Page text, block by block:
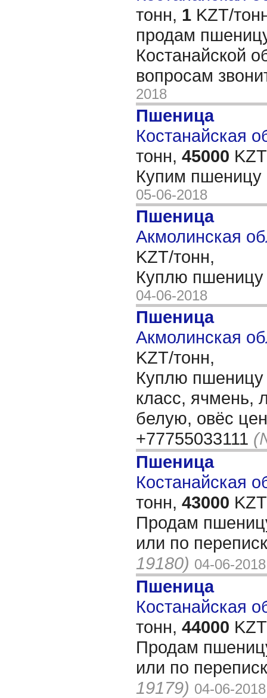
тонн, 1 KZT/
продам
Костанайской
вопросам
2018
Пшеница
Костанайская
тонн, 45000
Купим пшеницу
05-06-2018
Пшеница
Акмолинская
KZT/тонн,
Куплю
04-06-2018
Пшеница
Акмолинская
KZT/тонн,
Куплю пшеницу
класс, ячмень,
белую, овёс
+77755033111
Пшеница
Костанайская
тонн, 43000
Продам
или по
19180) 04-06-2018
Пшеница
Костанайская
тонн, 44000
Продам
или по
19179) 04-06-2018